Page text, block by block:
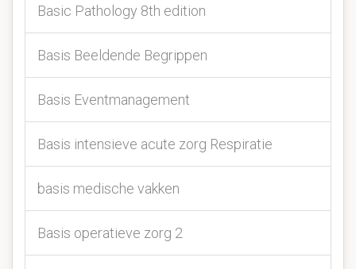
Basic Pathology 8th edition
Basis Beeldende Begrippen
Basis Eventmanagement
Basis intensieve acute zorg Respiratie
basis medische vakken
Basis operatieve zorg 2